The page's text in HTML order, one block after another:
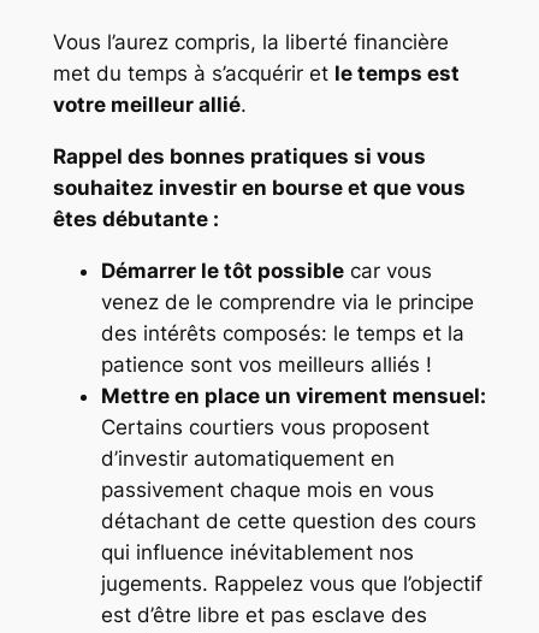
Vous l’aurez compris, la liberté financière
met du temps à s’acquérir et le temps est
votre meilleur allié.
Rappel des bonnes pratiques si vous
souhaitez investir en bourse et que vous
êtes débutante :
Démarrer le tôt possiblecar vous
venez de le comprendre via le principe
des intérêts composés: le temps et la
patience sont vos meilleurs alliés !
Mettre en place un virement mensuel:
Certains courtiers vous proposent
d’investir automatiquement en
passivement chaque mois en vous
détachant de cette question des cours
qui influence inévitablement nos
jugements. Rappelez vous que l’objectif
est d’être libre et pas esclave des